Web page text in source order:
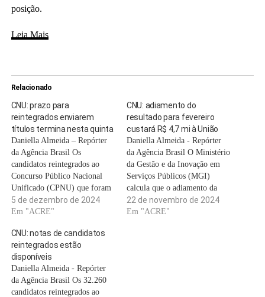
posição.
Leia Mais
Relacionado
CNU: prazo para
reintegrados enviarem
títulos termina nesta quinta
Daniella Almeida – Repórter
da Agência Brasil Os
candidatos reintegrados ao
Concurso Público Nacional
Unificado (CPNU) que foram
convocados para a prova de
títulos acadêmicos e
documentos até esta quinta-
feira (5). O envio dos
documentos comprobatórios
deve ser feito na área do
candidato, no site do…
5 de dezembro de 2024
Em "ACRE"
CNU: adiamento do
resultado para fevereiro
custará R$ 4,7 mi à União
Daniella Almeida - Repórter
da Agência Brasil O Ministério
da Gestão e da Inovação em
Serviços Públicos (MGI)
calcula que o adiamento da
divulgação do resultado final
do Concurso Público Nacional
22 de novembro de 2024
Em "ACRE"
CNU: notas de candidatos
reintegrados estão
disponíveis
Daniella Almeida - Repórter
da Agência Brasil Os 32.260
candidatos reintegrados ao